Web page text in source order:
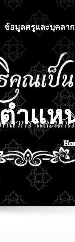
ข้อมูลครูและบุคลา
ตำแห